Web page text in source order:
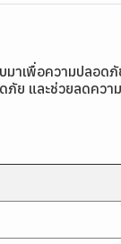
เพื่อความปลอดภั
ย และช่วยลดควา